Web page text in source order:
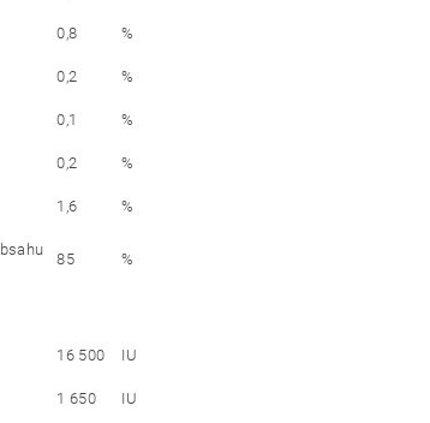
0,8 %
0,2 %
0,1 %
0,2 %
1,6 %
85 %
16 500 IU
1 650 IU